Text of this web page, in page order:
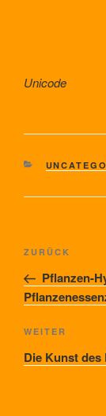
Unicode
Vorheriger
Beitrag
ZURÜCK
Pflanzen-
Nächster
Beitrag
WEITER
Die Kunst